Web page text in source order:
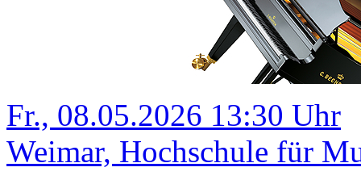
Fr., 08.05.2026 13:30 Uhr
Weimar, Hochschule für